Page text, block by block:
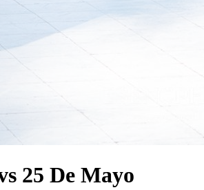
25 De Mayo